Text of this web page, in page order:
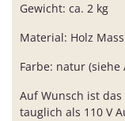
Gewicht: ca. 2 kg
Material: Holz
Farbe: natur
Auf Wunsch ist
tauglich als 110 V